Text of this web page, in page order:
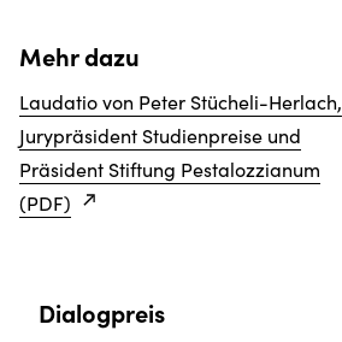
Mehr dazu
Laudatio von Peter Stücheli-Herlach,
Jurypräsident Studienpreise und
Präsident Stiftung Pestalozzianum
(PDF)
Dialogpreis